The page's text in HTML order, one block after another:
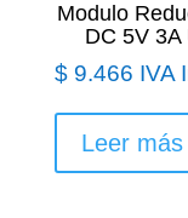
Modulo
DC 5V 3A
$ 9.466 IVA
Leer más